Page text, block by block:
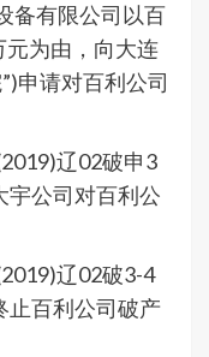
备有限公司以百
为由，向大连
申请对百利公司
辽02破申3
宇公司对百利公
辽02破3-4
止百利公司破产